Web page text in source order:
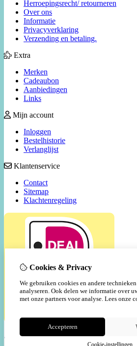
Herroepingsrecht/ retourneren
Over ons
Informatie
Privacyverklaring
Verzending en betaling.
Extra
Merken
Cadeaubon
Aanbiedingen
Links
Mijn account
Inloggen
Bestelhistorie
Verlanglijst
Klantenservice
Contact
Sitemap
Klachtenregeling
Cookies & Privacy
We gebruiken cookies en andere
analyseren. Ook delen we informatie over
met onze partners voor analyse. Lees onze
Accepteren
Cookie-instellingen